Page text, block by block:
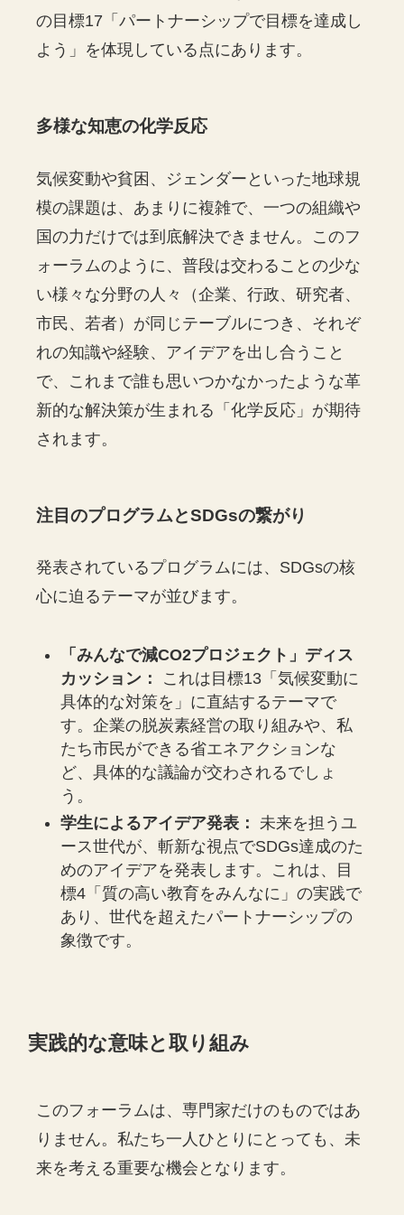
の目標17「パートナーシップで目標を達成し
よう」を体現している点にあります。
多様な知恵の化学反応
気候変動や貧困、ジェンダーといった地球規
模の課題は、あまりに複雑で、一つの組織や
国の力だけでは到底解決できません。このフ
ォーラムのように、普段は交わることの少な
い様々な分野の人々（企業、行政、研究者、
市民、若者）が同じテーブルにつき、それぞ
れの知識や経験、アイデアを出し合うこと
で、これまで誰も思いつかなかったような革
新的な解決策が生まれる「化学反応」が期待
されます。
注目のプログラムとSDGsの繋がり
発表されているプログラムには、SDGsの核
心に迫るテーマが並びます。
「みんなで減CO2プロジェクト」ディス
カッション：
これは目標13「気候変動に
具体的な対策を」に直結するテーマで
す。企業の脱炭素経営の取り組みや、私
たち市民ができる省エネアクションな
ど、具体的な議論が交わされるでしょ
う。
学生によるアイデア発表： 未来を担うユ
ース世代が、斬新な視点でSDGs達成のた
めのアイデアを発表します。これは、目
標4「質の高い教育をみんなに」の実践で
あり、世代を超えたパートナーシップの
象徴です。
実践的な意味と取り組み
このフォーラムは、専門家だけのものではあ
りません。私たち一人ひとりにとっても、未
来を考える重要な機会となります。